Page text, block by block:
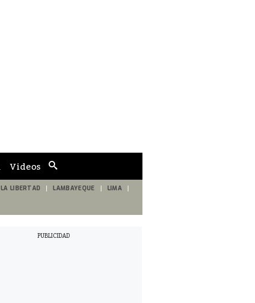
de
búsqueda
Videos
LA LIBERTAD LAMBAYEQUE LIMA